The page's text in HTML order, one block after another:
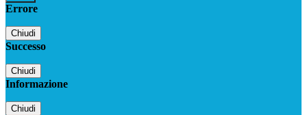
Errore
Chiudi
Successo
Chiudi
Informazione
Chiudi